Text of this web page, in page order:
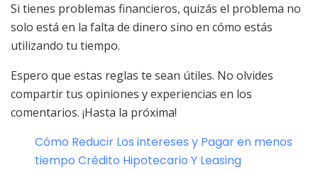
Si tienes problemas financieros, quizás el problema no
solo está en la falta de dinero sino en cómo estás
utilizando tu tiempo.
Espero que estas reglas te sean útiles. No olvides
compartir tus opiniones y experiencias en los
comentarios. ¡Hasta la próxima!
Cómo Reducir Los intereses y Pagar en menos
tiempo Crédito Hipotecario Y Leasing